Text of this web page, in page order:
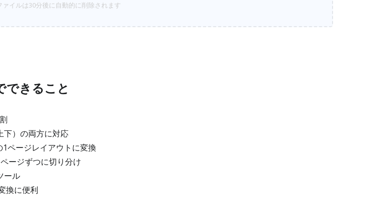
ァイルは30分後に自動的に削除されます
できること
下）の両方に対応
ページレイアウトに変換
ージずつに切り分け
ール
換に便利